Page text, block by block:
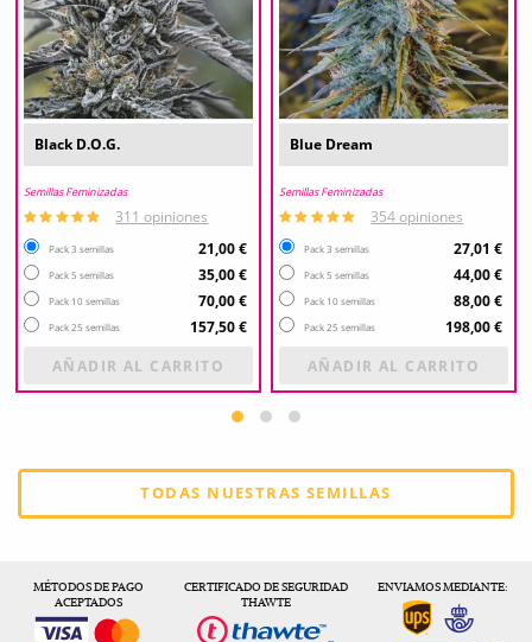
Black D.O.G.
Semillas Feminizadas
311 opiniones
Pack 3 semillas 21,00 €
Pack 5 semillas 35,00 €
Pack 10 semillas 70,00 €
Pack 25 semillas
157,50 €
AÑADIR AL CARRITO
Blue Dream
Semillas Feminizadas
354 opiniones
Pack 3 semillas 27,01 €
Pack 5 semillas 44,00 €
Pack 10 semillas 88,00 €
Pack 25 semillas
198,00 €
AÑADIR AL CARRITO
TODAS NUESTRAS SEMILLAS
MÉTODOS DE PAGO
ACEPTADOS
CERTIFICADO DE SEGURIDAD
THAWTE
ENVIAMOS MEDIANTE: